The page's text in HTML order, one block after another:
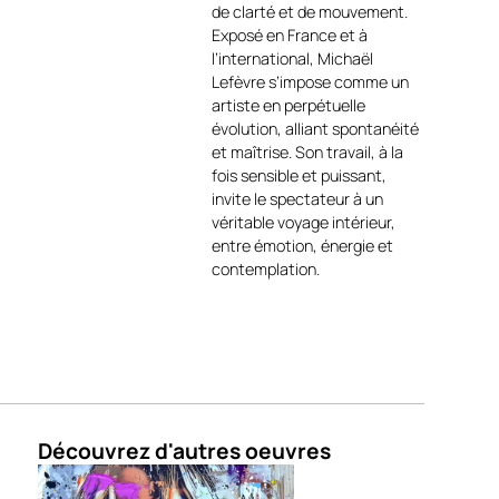
marinhttps://michael-
lefevre.book.fr/.
Entre abstraction maîtrisée
et évocation figurative,
Poissons s’impose comme
une œuvre marine
contemporaine forte, idéale
pour apporter profondeur,
couleur et énergie à un
intérieur moderne ou à une
collection dédiée à la mer.
d’authenticité
professionnel sécurisé
✔️ Livraison soignée
de clarté et de mouvement.
Exposé en France et à
l’international, Michaël
Lefèvre s’impose comme un
artiste en perpétuelle
évolution, alliant spontanéité
et maîtrise. Son travail, à la
fois sensible et puissant,
invite le spectateur à un
véritable voyage intérieur,
entre émotion, énergie et
contemplation.
Découvrez d'autres oeuvres